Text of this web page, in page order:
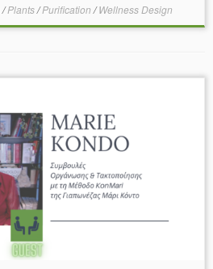
/Plants/Purification /Wellness Design